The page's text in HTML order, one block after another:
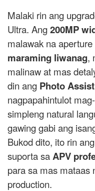
Malaki rin ang
Ultra. Ang200MP
malawak na
maraming liwanag,
malinaw at mas
din ang Photo Assist
nagpapahintulot
simpleng natural
gawing gabi ang
Bukod dito, ito rin
suporta saAPV
para sa mas mataas
production.